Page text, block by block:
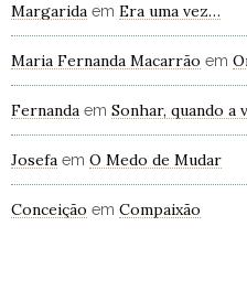
Margarida em Era uma vez…
Maria Fernanda Macarrão em
Fernanda em Sonhar, quando a
Josefa em O Medo de Mudar
Conceição em Compaixão